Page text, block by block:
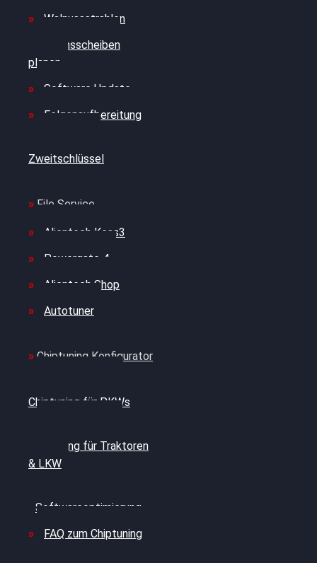
Walnussstrahlen
Bremsscheiben
planen
Software Update
Felgenaufbereitung
Zweitschlüssel
File Service
Alientech Kess3
Powergate 4
Alientech Shop
Autotuner
Chiptuning Konfigurator
Chiptuning für PKWs
Chiptuning für Traktoren
& LKW
Softwareoptimierung
FAQ zum Chiptuning